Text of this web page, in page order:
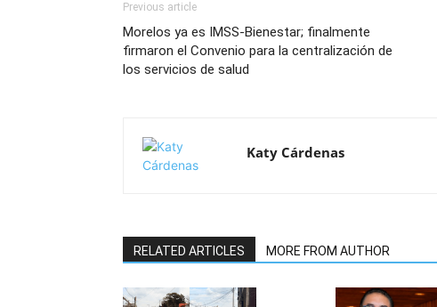
Previous article
Morelos ya es IMSS-Bienestar; finalmente
firmaron el Convenio para la centralización de
los servicios de salud
Katy Cárdenas
RELATED ARTICLES MORE FROM AUTHOR